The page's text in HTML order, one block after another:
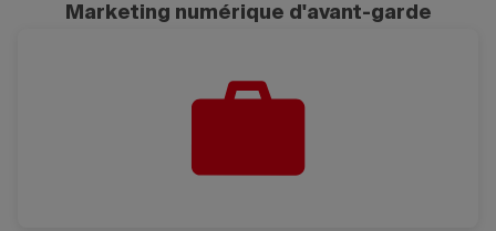
Marketing numérique d'avant-garde